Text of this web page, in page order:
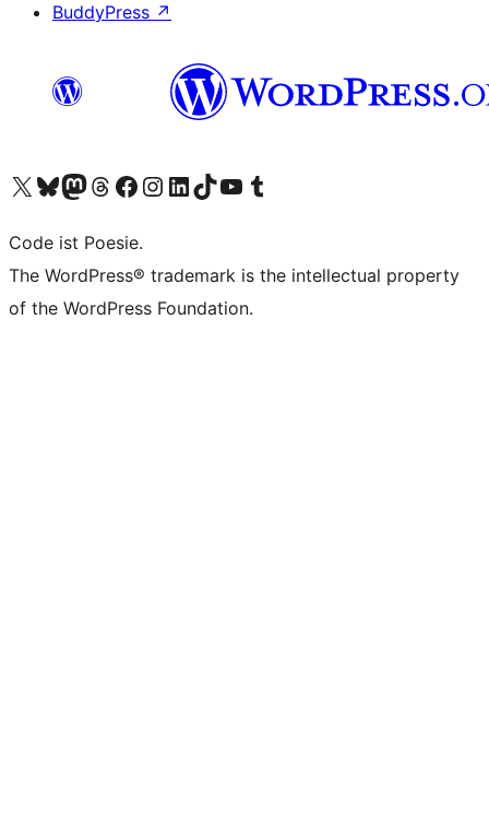
BuddyPress ↗
Visit our X (formerly Twitter) account
Visit our Bluesky account
Visit our Mastodon account
Visit our Threads account
Visit our Facebook page
Visit our Instagram account
Visit our LinkedIn account
Visit our TikTok account
Visit our YouTube channel
Visit our Tumblr account
Code ist Poesie.
The WordPress® trademark is the intellectual property
of the WordPress Foundation.